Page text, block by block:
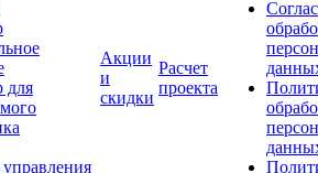
для
Акции
и
скидки
Расчет
проекта